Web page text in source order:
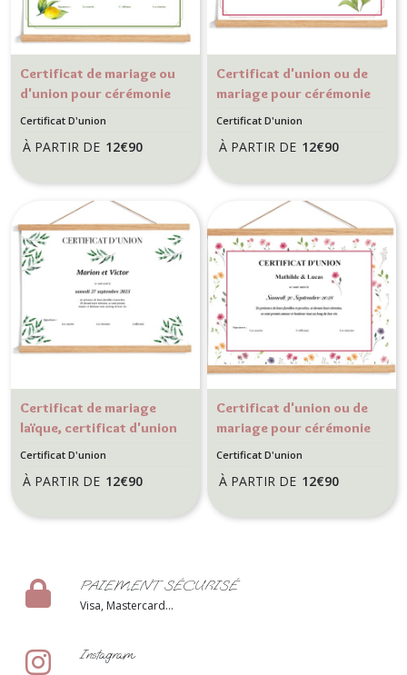
Certificat de mariage ou
d'union pour cérémonie
laïque, Mariage thème
Certificat D'union
À PARTIR DE 12€90
Certificat d'union ou de
mariage pour cérémonie
Laïque - Motif Tulipe
Certificat D'union
À PARTIR DE 12€90
Certificat de mariage
laïque, certificat d'union
pour mariage provençal
Certificat D'union
À PARTIR DE 12€90
Certificat d'union ou de
mariage pour cérémonie
Laïque - Motif Petites
Certificat D'union
À PARTIR DE 12€90
PAIEMENT SÉCURISÉ
Visa, Mastercard...
Instagram